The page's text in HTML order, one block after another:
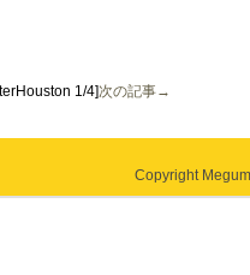
1/4]次の記事→
Copyright